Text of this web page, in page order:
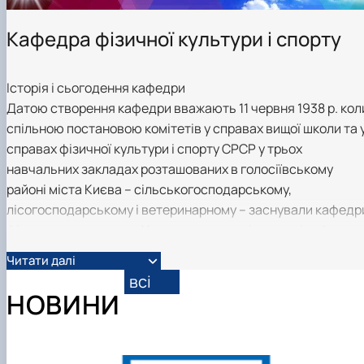
Вибіркові дисципліни
Гостьові лекції
Додаткова (супровідна) інформація
Акредитація
Договори про співпрацю
Кафедра фізичної культури і спорту
Історія і сьогодення кафедри
Датою створення кафедри вважають 11 червня 1938 р.
спільною постановою комітетів у справах вищої школи та
справах фізичної культури і спорту СРСР у трьох
навчальних закладах розташованих в голосіївському
районі міста Києва – сільськогосподарському,
лісогосподарському і ветеринарному – заснували
фізичного виховання очолив Журавель Василь
у сільськогосподарському інституті – Заїка Віктор
Васильович, у лісогосподарському інституті – Макарін
В наслідок об’єднання двох з цих київських інститутів
була створена Українська сільськогосподарська академії
Читати далі
НОВИНИ
всі